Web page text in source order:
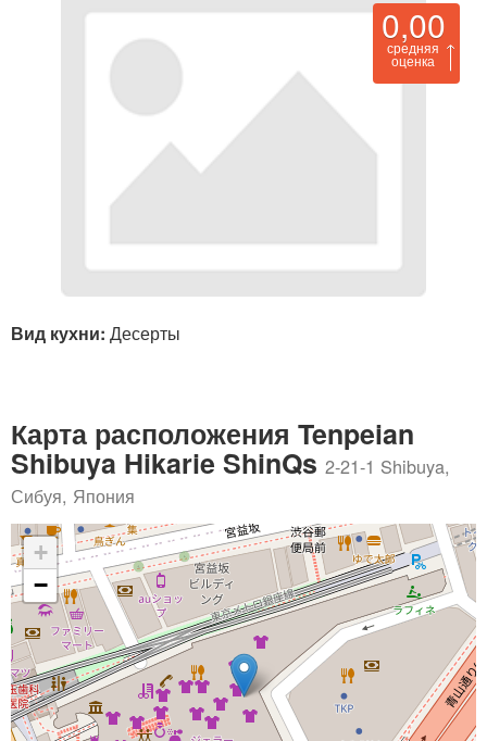
0,00
средняя
оценка
Вид кухни: Десерты
Карта расположения Tenpeian
Shibuya Hikarie ShinQs 2-21-1 Shibuya,
Сибуя, Япония
+
−